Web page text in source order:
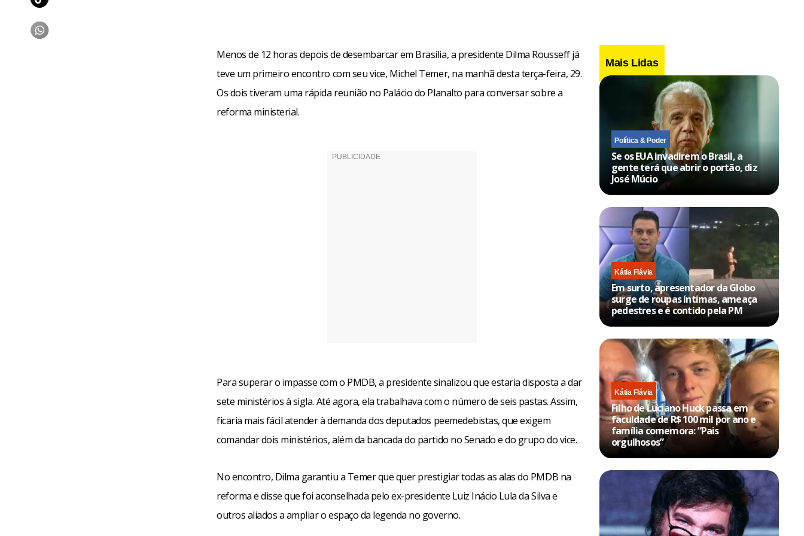
Menos de 12 horas depois de desembarcar em Brasília, a presidente Dilma Rousseff já
teve um primeiro encontro com seu vice, Michel Temer, na manhã desta terça-feira, 29.
Os dois tiveram uma rápida reunião no Palácio do Planalto para conversar sobre a
reforma ministerial.
Para superar o impasse com o PMDB, a presidente sinalizou que estaria disposta a dar
sete ministérios à sigla. Até agora, ela trabalhava com o número de seis pastas. Assim,
ficaria mais fácil atender à demanda dos deputados peemedebistas, que exigem
comandar dois ministérios, além da bancada do partido no Senado e do grupo do vice.
No encontro, Dilma garantiu a Temer que quer prestigiar todas as alas do PMDB na
reforma e disse que foi aconselhada pelo ex-presidente Luiz Inácio Lula da Silva e
outros aliados a ampliar o espaço da legenda no governo.
Mais Lidas
Política & Poder
Se os EUA invadirem o Brasil, a
gente terá que abrir o portão, diz
José Múcio
Kátia Flávia
Em surto, apresentador da Globo
surge de roupas íntimas, ameaça
pedestres e é contido pela PM
Kátia Flávia
Filho de Luciano Huck passa em
faculdade de R$ 100 mil por ano e
família comemora: “Pais
orgulhosos”